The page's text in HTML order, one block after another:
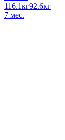
116.1кг92.6кг
7 мес.